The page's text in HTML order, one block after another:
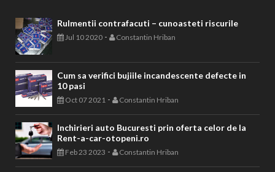
Rulmentii contrafacuti – cunoasteti riscurile
Jul 10 2020 - Constantin Hriban
Cum sa verifici bujiile incandescente defecte in
10 pasi
Oct 07 2021 - Constantin Hriban
Inchirieri auto Bucuresti prin oferta celor de la
Rent-a-car-otopeni.ro
Feb 23 2023 - Constantin Hriban